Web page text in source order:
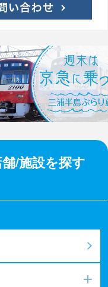
/施設を探す